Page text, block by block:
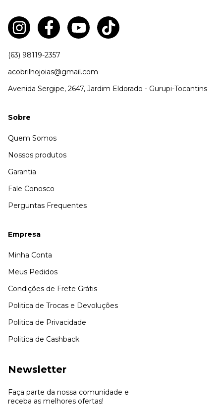
(63) 98119-2357
acobrilhojoias@gmail.com
Avenida Sergipe, 2647, Jardim Eldorado - Gurupi-Tocantins
Sobre
Quem Somos
Nossos produtos
Garantia
Fale Conosco
Perguntas Frequentes
Empresa
Minha Conta
Meus Pedidos
Condições de Frete Grátis
Politica de Trocas e Devoluções
Politica de Privacidade
Politica de Cashback
Newsletter
Faça parte da nossa comunidade e
receba as melhores ofertas!